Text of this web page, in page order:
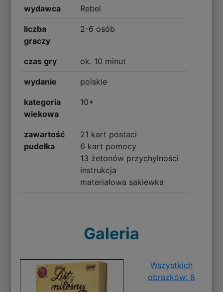
wydawca Rebel
liczba
graczy
2-6 osób
czas gry ok. 10 minut
wydanie polskie
kategoria
wiekowa
10+
zawartość
pudełka
21 kart postaci
6 kart pomocy
13 żetonów przychylności
instrukcja
materiałowa sakiewka
Galeria
Wszystkich
obrazków: 8